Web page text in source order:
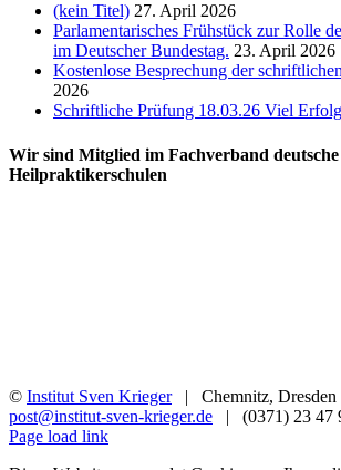
(kein Titel) 27. April 2026
Parlamentarisches Frühstück zur Rolle
im Deutscher Bundestag. 23. April 2026
Kostenlose Besprechung der
2026
Schriftliche Prüfung 18.03.26 Viel
Wir sind Mitglied im Fachverband deutsche
Heilpraktikerschulen
© Institut Sven Krieger| Chemnitz, Dresden
post@institut-sven-krieger.de | (0371) 23 47
Facebook
YouTube
Instagram
Rss
Page load link